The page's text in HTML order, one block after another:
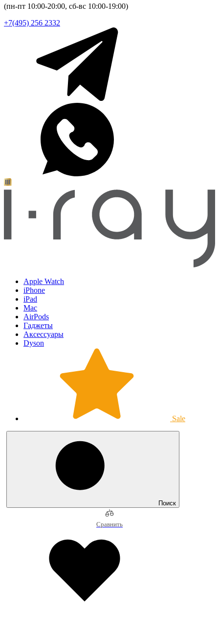
(пн-пт 10:00-20:00, сб-вс 10:00-19:00)
+7(495) 256 2332
Apple Watch
iPhone
iPad
Mac
AirPods
Гаджеты
Аксессуары
Dyson
Sale
Поиск
Сравнить